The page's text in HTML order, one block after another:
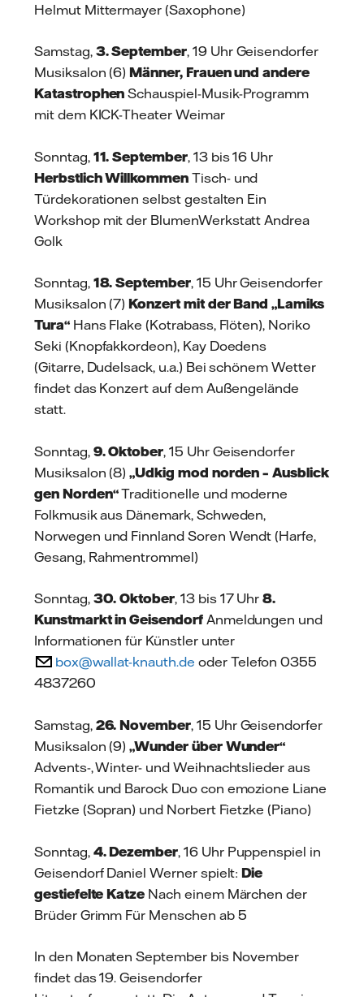
Helmut Mittermayer (Saxophone)
Samstag, 3. September, 19 Uhr Geisendorfer
Musiksalon (6)Männer, Frauen und andere
Katastrophen Schauspiel-Musik-Programm
mit dem KICK-Theater Weimar
Sonntag, 11. September, 13 bis 16 Uhr
Herbstlich WillkommenTisch- und
Türdekorationen selbst gestalten Ein
Workshop mit der BlumenWerkstatt Andrea
Golk
Sonntag, 18. September, 15 Uhr Geisendorfer
Musiksalon (7)Konzert mit der Band „Lamiks
Tura“Hans Flake (Kotrabass, Flöten), Noriko
Seki (Knopfakkordeon), Kay Doedens
(Gitarre, Dudelsack, u.a.) Bei schönem Wetter
findet das Konzert auf dem Außengelände
statt.
Sonntag, 9. Oktober, 15 Uhr Geisendorfer
Musiksalon (8)„Udkig mod norden – Ausblick
gen Norden“Traditionelle und moderne
Folkmusik aus Dänemark, Schweden,
Norwegen und Finnland Soren Wendt (Harfe,
Gesang, Rahmentrommel)
Sonntag, 30. Oktober, 13 bis 17 Uhr8.
Kunstmarkt in GeisendorfAnmeldungen und
Informationen für Künstler unter
box@wallat-knauth.de oder Telefon 0355
4837260
Samstag, 26. November, 15 Uhr Geisendorfer
Musiksalon (9)„Wunder über Wunder“
Advents-, Winter- und Weihnachtslieder aus
Romantik und Barock Duo con emozione Liane
Fietzke (Sopran) und Norbert Fietzke (Piano)
Sonntag, 4. Dezember, 16 Uhr Puppenspiel in
Geisendorf Daniel Werner spielt:Die
gestiefelte Katze Nach einem Märchen der
Brüder Grimm Für Menschen ab 5
In den Monaten September bis November
findet das 19. Geisendorfer